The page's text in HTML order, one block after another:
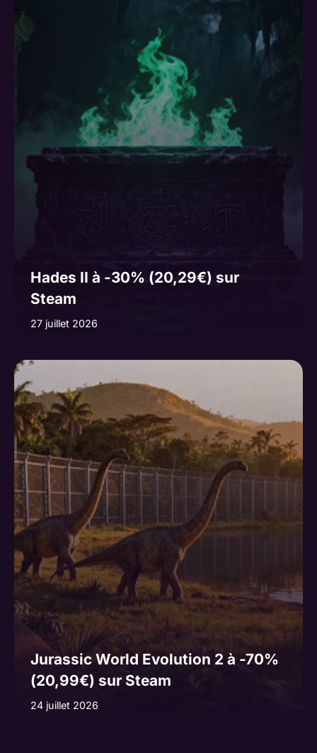
Hades II à -30% (20,29€) sur
Steam
27 juillet 2026
Jurassic World Evolution 2 à -70%
(20,99€) sur Steam
24 juillet 2026